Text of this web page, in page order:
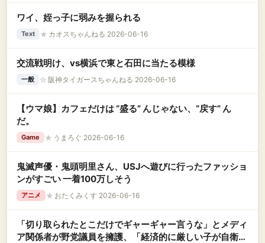
ワイ、姪っ子に弱みを握られる
Text ★ カオスちゃんねる 2026-06-16
交流戦明け、vs横浜で東と石田に当たる模様
一般 ☆ 阪神タイガースちゃんねる 2026-06-16
【ウマ娘】カフェだけは “盛る” んじゃない、“戻す” ん
だ。
Game ★ うまろぐ 2026-06-16
鬼滅声優・鬼頭明里さん、USJへ遊びに行ったファッショ
ンがすごい 一着100万しそう
アニメ ★ おたくみくす 2026-06-16
「切り取られたとこだけでギャーギャー言うな」とメディ
ア関係者が野党議員を擁護、「経済的に厳しい子が自衛